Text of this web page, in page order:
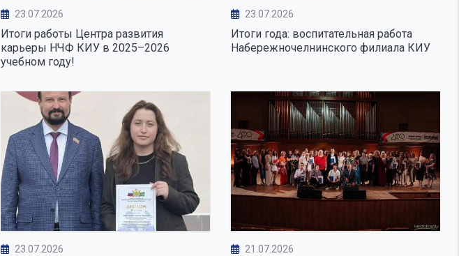
26.02.2026
Приглашаем вас присоединиться к каналу
Набережночелнинского филиала КИУ в М...
Приглашаем вас присоединиться к каналу Набережночелнинского
23.07.2026
Итоги работы Центра развития
карьеры НЧФ КИУ в 2025–2026
учебном году!
23.07.2026
Итоги года: воспитательная работа
Набережночелнинского филиала КИУ
23.07.2026 21.07.2026